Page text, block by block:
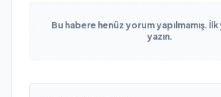
Bu habere henüz yorum yapılmamış.
yazın.